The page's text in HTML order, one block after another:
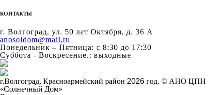
КОНТАКТЫ
г. Волгоград, ул. 50 лет Октября, д. 36 А
anosoldom@mail.ru
Понедельник – Пятница: с 8:30 до 17:30
Суббота - Воскресение.: выходные
г.Волгоград, Красноармейский район 2026 год. © АНО ЦПН
«Солнечный Дом»